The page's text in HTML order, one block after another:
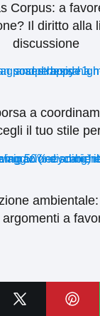
Corpus: a
Il diritto alla
discussione
a
il tuo stile
a